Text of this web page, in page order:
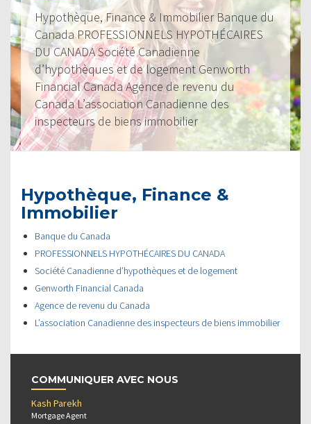
Hypothèque, Finance & Immobilier Banque du
Canada PROFESSIONNELS HYPOTHÉCAIRES
DU CANADA Société Canadienne
d’hypothèques et de logement Genworth
Financial Canada Agence de revenu du
Canada L’association Canadienne des
inspecteurs de biens immobilier
Hypothèque, Finance &
Immobilier
Banque du Canada
PROFESSIONNELS HYPOTHÉCAIRES DU CANADA
Société Canadienne d’hypothèques et de logement
Genworth Financial Canada
Agence de revenu du Canada
L’association Canadienne des inspecteurs de biens immobilier
COMMUNIQUER AVEC NOUS
Kash Parekh
Mortgage Agent